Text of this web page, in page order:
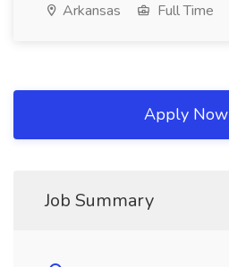
Arkansas Full Time
Apply Now
Job Summary